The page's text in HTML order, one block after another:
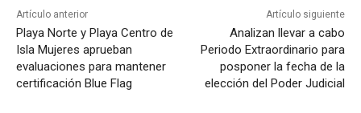
Artículo anterior
Playa Norte y Playa Centro de
Isla Mujeres aprueban
evaluaciones para mantener
certificación Blue Flag
Artículo siguiente
Analizan llevar a cabo
Periodo Extraordinario para
posponer la fecha de la
elección del Poder Judicial